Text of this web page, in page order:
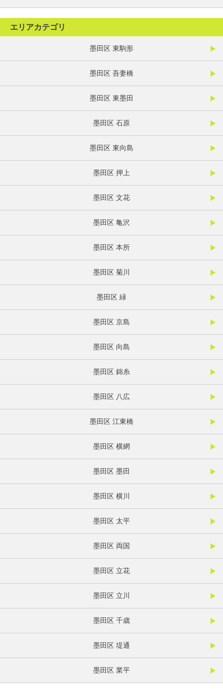
エリアカテゴリ
墨田区 東駒形
墨田区 吾妻橋
墨田区 東墨田
墨田区 石原
墨田区 東向島
墨田区 押上
墨田区 文花
墨田区 亀沢
墨田区 本所
墨田区 菊川
墨田区 緑
墨田区 京島
墨田区 向島
墨田区 錦糸
墨田区 八広
墨田区 江東橋
墨田区 横網
墨田区 墨田
墨田区 横川
墨田区 太平
墨田区 両国
墨田区 立花
墨田区 立川
墨田区 千歳
墨田区 堤通
墨田区 業平